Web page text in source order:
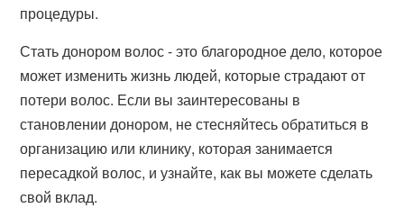
процедуры.
Стать донором волос - это благородное дело, которое
может изменить жизнь людей, которые страдают от
потери волос. Если вы заинтересованы в
становлении донором, не стесняйтесь обратиться в
организацию или клинику, которая занимается
пересадкой волос, и узнайте, как вы можете сделать
свой вклад.